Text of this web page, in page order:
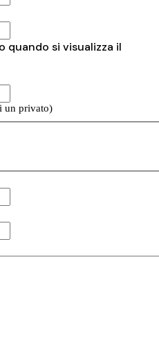
quando si visualizza il
un privato)